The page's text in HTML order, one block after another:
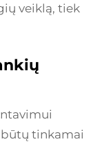
veiklą, tiek
tinkamai